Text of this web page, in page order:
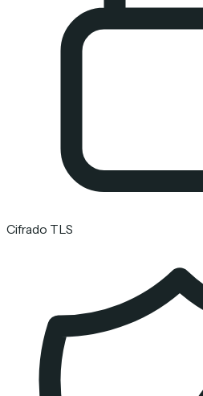
Cifrado TLS